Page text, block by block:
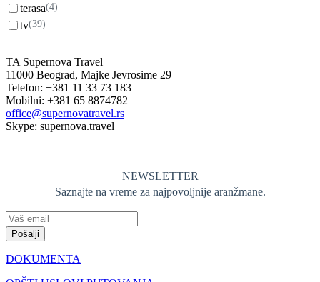
terasa(4)
tv(39)
TA Supernova Travel
11000 Beograd, Majke Jevrosime 29
Telefon: +381 11 33 73 183
Mobilni: +381 65 8874782
office@supernovatravel.rs
Skype: supernova.travel
NEWSLETTER
Saznajte na vreme za najpovoljnije aranžmane.
Pošalji
DOKUMENTA